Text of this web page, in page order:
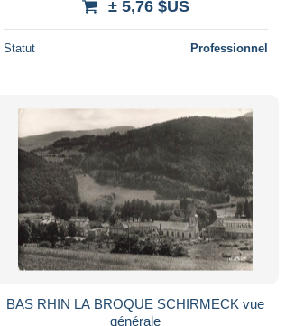
± 5,76 $US
Statut Professionnel
BAS RHIN LA BROQUE SCHIRMECK vue
générale